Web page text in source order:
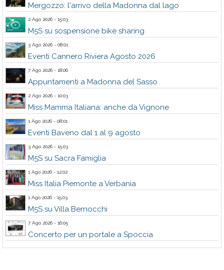
Mergozzo: l'arrivo della Madonna dal lago
2 Ago 2026 - 15:03
M5S su sospensione bike sharing
3 Ago 2026 - 08:01
Eventi Cannero Riviera Agosto 2026
7 Ago 2026 - 18:06
Appuntamenti a Madonna del Sasso
2 Ago 2026 - 10:03
Miss Mamma Italiana: anche da Vignone
1 Ago 2026 - 08:01
Eventi Baveno dal 1 al 9 agosto
3 Ago 2026 - 15:03
M5S su Sacra Famiglia
1 Ago 2026 - 12:02
Miss Italia Piemonte a Verbania
1 Ago 2026 - 15:03
M5S su Villa Bernocchi
7 Ago 2026 - 16:05
Concerto per un portale a Spoccia